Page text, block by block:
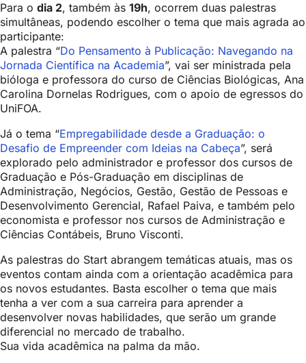
Para o dia 2, também às 19h, ocorrem duas palestras
simultâneas, podendo escolher o tema que mais agrada ao
participante:
A palestra “Do Pensamento à Publicação: Navegando na
Jornada Científica na Academia”, vai ser ministrada pela
bióloga e professora do curso de Ciências Biológicas, Ana
Carolina Dornelas Rodrigues, com o apoio de egressos do
UniFOA.
Já o tema “Empregabilidade desde a Graduação: o
Desafio de Empreender com Ideias na Cabeça”, será
explorado pelo administrador e professor dos cursos de
Graduação e Pós-Graduação em disciplinas de
Administração, Negócios, Gestão, Gestão de Pessoas e
Desenvolvimento Gerencial, Rafael Paiva, e também pelo
economista e professor nos cursos de Administração e
Ciências Contábeis, Bruno Visconti.
As palestras do Start abrangem temáticas atuais, mas os
eventos contam ainda com a orientação acadêmica para
os novos estudantes. Basta escolher o tema que mais
tenha a ver com a sua carreira para aprender a
desenvolver novas habilidades, que serão um grande
diferencial no mercado de trabalho.
Sua vida acadêmica na palma da mão.